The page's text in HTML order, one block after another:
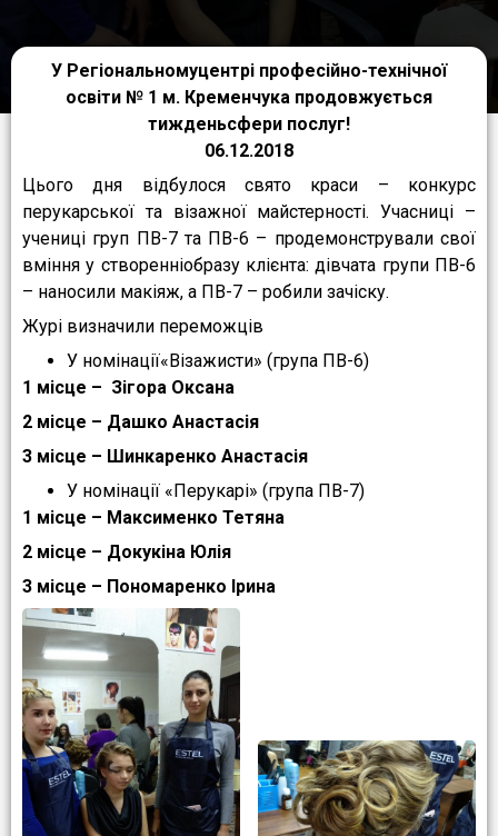
У Регіональномуцентрі професійно-технічної
освіти № 1 м. Кременчука продовжується
тижденьсфери послуг!
06.12.2018
Цього дня відбулося свято краси – конкурс
перукарської та візажної майстерності. Учасниці –
учениці груп ПВ-7 та ПВ-6 – продемонстрували свої
вміння у створенніобразу клієнта: дівчата групи ПВ-6
– наносили макіяж, а ПВ-7 – робили зачіску.
Журі визначили переможців
У номінації«Візажисти» (група ПВ-6)
1 місце – Зігора Оксана
2 місце – Дашко Анастасія
3 місце – Шинкаренко Анастасія
У номінації «Перукарі» (група ПВ-7)
1 місце – Максименко Тетяна
2 місце – Докукіна Юлія
3 місце – Пономаренко Ірина